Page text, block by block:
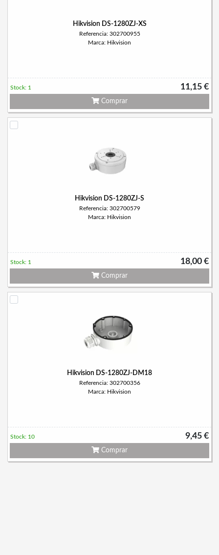
Hikvision DS-1280ZJ-XS
Referencia: 302700955
Marca: Hikvision
11,15 €
Stock: 1
Comprar
Hikvision DS-1280ZJ-S
Referencia: 302700579
Marca: Hikvision
18,00 €
Stock: 1
Comprar
Hikvision DS-1280ZJ-DM18
Referencia: 302700356
Marca: Hikvision
9,45 €
Stock: 10
Comprar